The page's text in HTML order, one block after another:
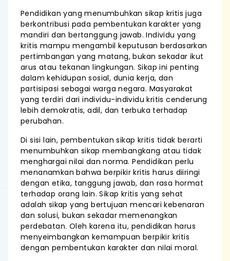
Pendidikan yang menumbuhkan sikap kritis juga
berkontribusi pada pembentukan karakter yang
mandiri dan bertanggung jawab. Individu yang
kritis mampu mengambil keputusan berdasarkan
pertimbangan yang matang, bukan sekadar ikut
arus atau tekanan lingkungan. Sikap ini penting
dalam kehidupan sosial, dunia kerja, dan
partisipasi sebagai warga negara. Masyarakat
yang terdiri dari individu-individu kritis cenderung
lebih demokratis, adil, dan terbuka terhadap
perubahan.
Di sisi lain, pembentukan sikap kritis tidak berarti
menumbuhkan sikap membangkang atau tidak
menghargai nilai dan norma. Pendidikan perlu
menanamkan bahwa berpikir kritis harus diiringi
dengan etika, tanggung jawab, dan rasa hormat
terhadap orang lain. Sikap kritis yang sehat
adalah sikap yang bertujuan mencari kebenaran
dan solusi, bukan sekadar memenangkan
perdebatan. Oleh karena itu, pendidikan harus
menyeimbangkan kemampuan berpikir kritis
dengan pembentukan karakter dan nilai moral.